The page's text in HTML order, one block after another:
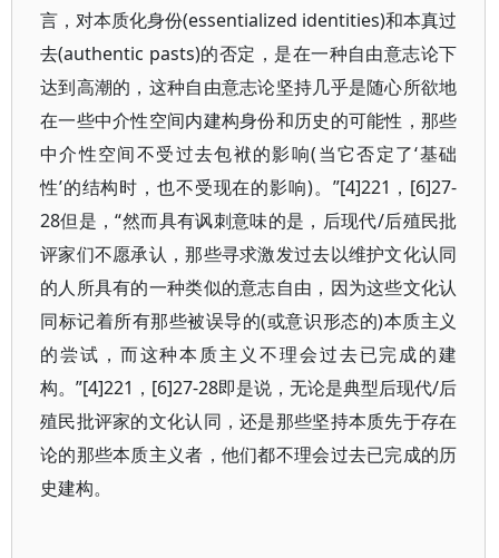
言，对本质化身份(essentialized identities)和本真过
去(authentic pasts)的否定，是在一种自由意志论下
达到高潮的，这种自由意志论坚持几乎是随心所欲地
在一些中介性空间内建构身份和历史的可能性，那些
中介性空间不受过去包袱的影响(当它否定了‘基础
性’的结构时，也不受现在的影响)。”[4]221，[6]27-
28但是，“然而具有讽刺意味的是，后现代/后殖民批
评家们不愿承认，那些寻求激发过去以维护文化认同
的人所具有的一种类似的意志自由，因为这些文化认
同标记着所有那些被误导的(或意识形态的)本质主义
的尝试，而这种本质主义不理会过去已完成的建
构。”[4]221，[6]27-28即是说，无论是典型后现代/后
殖民批评家的文化认同，还是那些坚持本质先于存在
论的那些本质主义者，他们都不理会过去已完成的历
史建构。